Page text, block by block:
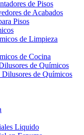
de Pisos
de Acabados
Pisos
de Limpieza
de Cocina
de Químicos
Dilusores de Químicos
Liquido